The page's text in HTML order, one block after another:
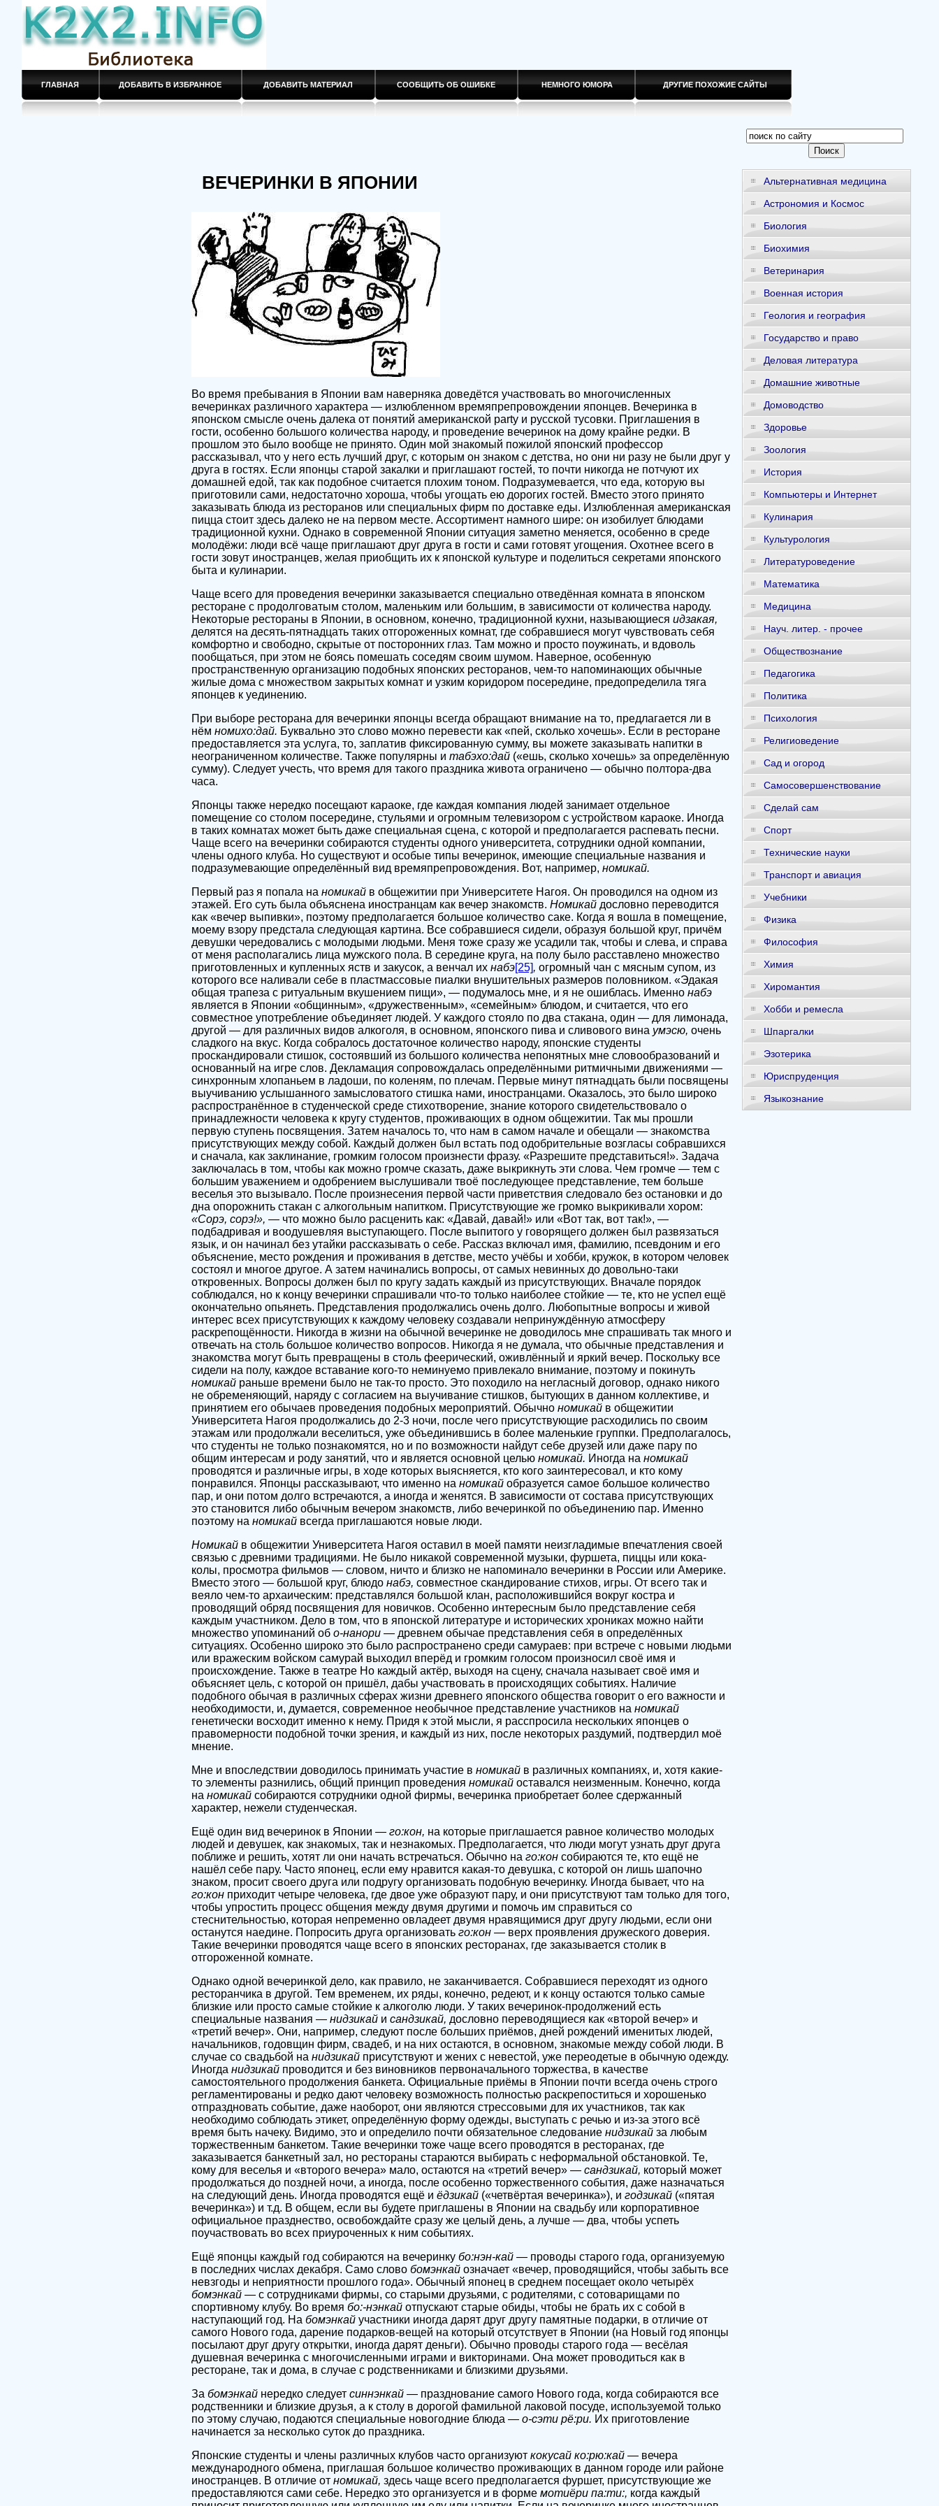
ГЛАВНАЯ ДОБАВИТЬ В ИЗБРАННОЕ ДОБАВИТЬ МАТЕРИАЛ СООБЩИТЬ ОБ ОШИБКЕ НЕМНОГО ЮМОРА ДРУГИЕ ПОХОЖИЕ САЙТЫ
ВЕЧЕРИНКИ В ЯПОНИИ
Во время пребывания в Японии вам наверняка доведётся участвовать во многочисленных
вечеринках различного характера — излюбленном времяпрепровождении японцев. Вечеринка в
японском смысле очень далека от понятий американской party и русской тусовки. Приглашения в
гости, особенно большого количества народу, и проведение вечеринок на дому крайне редки. В
прошлом это было вообще не принято. Один мой знакомый пожилой японский профессор
рассказывал, что у него есть лучший друг, с которым он знаком с детства, но они ни разу не были друг у
друга в гостях. Если японцы старой закалки и приглашают гостей, то почти никогда не потчуют их
домашней едой, так как подобное считается плохим тоном. Подразумевается, что еда, которую вы
приготовили сами, недостаточно хороша, чтобы угощать ею дорогих гостей. Вместо этого принято
заказывать блюда из ресторанов или специальных фирм по доставке еды. Излюбленная американская
пицца стоит здесь далеко не на первом месте. Ассортимент намного шире: он изобилует блюдами
традиционной кухни. Однако в современной Японии ситуация заметно меняется, особенно в среде
молодёжи: люди всё чаще приглашают друг друга в гости и сами готовят угощения. Охотнее всего в
гости зовут иностранцев, желая приобщить их к японской культуре и поделиться секретами японского
быта и кулинарии.
Чаще всего для проведения вечеринки заказывается специально отведённая комната в японском
ресторане с продолговатым столом, маленьким или большим, в зависимости от количества народу.
Некоторые рестораны в Японии, в основном, конечно, традиционной кухни, называющиеся идзакая,
делятся на десять-пятнадцать таких отгороженных комнат, где собравшиеся могут чувствовать себя
комфортно и свободно, скрытые от посторонних глаз. Там можно и просто поужинать, и вдоволь
пообщаться, при этом не боясь помешать соседям своим шумом. Наверное, особенную
пространственную организацию подобных японских ресторанов, чем-то напоминающих обычные
жилые дома с множеством закрытых комнат и узким коридором посередине, предопределила тяга
японцев к уединению.
При выборе ресторана для вечеринки японцы всегда обращают внимание на то, предлагается ли в
нём номихо:дай. Буквально это слово можно перевести как «пей, сколько хочешь». Если в ресторане
предоставляется эта услуга, то, заплатив фиксированную сумму, вы можете заказывать напитки в
неограниченном количестве. Также популярны и табэхо:дай(«ешь, сколько хочешь» за определённую
сумму). Следует учесть, что время для такого праздника живота ограничено — обычно полтора-два
часа.
Японцы также нередко посещают караоке, где каждая компания людей занимает отдельное
помещение со столом посередине, стульями и огромным телевизором с устройством караоке. Иногда
в таких комнатах может быть даже специальная сцена, с которой и предполагается распевать песни.
Чаще всего на вечеринки собираются студенты одного университета, сотрудники одной компании,
члены одного клуба. Но существуют и особые типы вечеринок, имеющие специальные названия и
подразумевающие определённый вид времяпрепровождения. Вот, например, номикай.
Первый раз я попала на номикайв общежитии при Университете Нагоя. Он проводился на одном из
этажей. Его суть была объяснена иностранцам как вечер знакомств. Номикайдословно переводится
как «вечер выпивки», поэтому предполагается большое количество саке. Когда я вошла в помещение,
моему взору предстала следующая картина. Все собравшиеся сидели, образуя большой круг, причём
девушки чередовались с молодыми людьми. Меня тоже сразу же усадили так, чтобы и слева, и справа
от меня располагались лица мужского пола. В середине круга, на полу было расставлено множество
приготовленных и купленных яств и закусок, а венчал их набэ[25], огромный чан с мясным супом, из
которого все наливали себе в пластмассовые пиалки внушительных размеров половником. «Эдакая
общая трапеза с ритуальным вкушением пищи», — подумалось мне, и я не ошиблась. Именно набэ
является в Японии «общинным», «дружественным», «семейным» блюдом, и считается, что его
совместное употребление объединяет людей. У каждого стояло по два стакана, один — для лимонада,
другой — для различных видов алкоголя, в основном, японского пива и сливового вина умэсю, очень
сладкого на вкус. Когда собралось достаточное количество народу, японские студенты
проскандировали стишок, состоявший из большого количества непонятных мне словообразований и
основанный на игре слов. Декламация сопровождалась определёнными ритмичными движениями —
синхронным хлопаньем в ладоши, по коленям, по плечам. Первые минут пятнадцать были посвящены
выучиванию услышанного замысловатого стишка нами, иностранцами. Оказалось, это было широко
распространённое в студенческой среде стихотворение, знание которого свидетельствовало о
принадлежности человека к кругу студентов, проживающих в одном общежитии. Так мы прошли
первую ступень посвящения. Затем началось то, что нам в самом начале и обещали — знакомства
присутствующих между собой. Каждый должен был встать под одобрительные возгласы собравшихся
и сначала, как заклинание, громким голосом произнести фразу. «Разрешите представиться!». Задача
заключалась в том, чтобы как можно громче сказать, даже выкрикнуть эти слова. Чем громче — тем с
большим уважением и одобрением выслушивали твоё последующее представление, тем больше
веселья это вызывало. После произнесения первой части приветствия следовало без остановки и до
дна опорожнить стакан с алкогольным напитком. Присутствующие же громко выкрикивали хором:
«Сорэ, сорэ!», — что можно было расценить как: «Давай, давай!» или «Вот так, вот так!», —
подбадривая и воодушевляя выступающего. После выпитого у говорящего должен был развязаться
язык, и он начинал без утайки рассказывать о себе. Рассказ включал имя, фамилию, псевдоним и его
объяснение, место рождения и проживания в детстве, место учёбы и хобби, кружок, в котором человек
состоял и многое другое. А затем начинались вопросы, от самых невинных до довольно-таки
откровенных. Вопросы должен был по кругу задать каждый из присутствующих. Вначале порядок
соблюдался, но к концу вечеринки спрашивали что-то только наиболее стойкие — те, кто не успел ещё
окончательно опьянеть. Представления продолжались очень долго. Любопытные вопросы и живой
интерес всех присутствующих к каждому человеку создавали непринуждённую атмосферу
раскрепощённости. Никогда в жизни на обычной вечеринке не доводилось мне спрашивать так много и
отвечать на столь большое количество вопросов. Никогда я не думала, что обычные представления и
знакомства могут быть превращены в столь феерический, оживлённый и яркий вечер. Поскольку все
сидели на полу, каждое вставание кого-то неминуемо привлекало внимание, поэтому и покинуть
номикайраньше времени было не так-то просто. Это походило на негласный договор, однако никого
не обременяющий, наряду с согласием на выучивание стишков, бытующих в данном коллективе, и
принятием его обычаев проведения подобных мероприятий. Обычно номикайв общежитии
Университета Нагоя продолжались до 2-3 ночи, после чего присутствующие расходились по своим
этажам или продолжали веселиться, уже объединившись в более маленькие группки. Предполагалось,
что студенты не только познакомятся, но и по возможности найдут себе друзей или даже пару по
общим интересам и роду занятий, что и является основной целью номикай. Иногда на номикай
проводятся и различные игры, в ходе которых выясняется, кто кого заинтересовал, и кто кому
понравился. Японцы рассказывают, что именно на номикайобразуется самое большое количество
пар, и они потом долго встречаются, а иногда и женятся. В зависимости от состава присутствующих
это становится либо обычным вечером знакомств, либо вечеринкой по объединению пар. Именно
поэтому на номикайвсегда приглашаются новые люди.
Номикайв общежитии Университета Нагоя оставил в моей памяти неизгладимые впечатления своей
связью с древними традициями. Не было никакой современной музыки, фуршета, пиццы или кока-
колы, просмотра фильмов — словом, ничто и близко не напоминало вечеринки в России или Америке.
Вместо этого — большой круг, блюдо набэ, совместное скандирование стихов, игры. От всего так и
веяло чем-то архаическим: представлялся большой клан, расположившийся вокруг костра и
проводящий обряд посвящения для новичков. Особенно интересным было представление себя
каждым участником. Дело в том, что в японской литературе и исторических хрониках можно найти
множество упоминаний об о-нанори— древнем обычае представления себя в определённых
ситуациях. Особенно широко это было распространено среди самураев: при встрече с новыми людьми
или вражеским войском самурай выходил вперёд и громким голосом произносил своё имя и
происхождение. Также в театре Но каждый актёр, выходя на сцену, сначала называет своё имя и
объясняет цель, с которой он пришёл, дабы участвовать в происходящих событиях. Наличие
подобного обычая в различных сферах жизни древнего японского общества говорит о его важности и
необходимости, и, думается, современное необычное представление участников на номикай
генетически восходит именно к нему. Придя к этой мысли, я расспросила нескольких японцев о
правомерности подобной точки зрения, и каждый из них, после некоторых раздумий, подтвердил моё
мнение.
Мне и впоследствии доводилось принимать участие в номикайв различных компаниях, и, хотя какие-
то элементы разнились, общий принцип проведения номикайоставался неизменным. Конечно, когда
на номикайсобираются сотрудники одной фирмы, вечеринка приобретает более сдержанный
характер, нежели студенческая.
Ещё один вид вечеринок в Японии — го:кон, на которые приглашается равное количество молодых
людей и девушек, как знакомых, так и незнакомых. Предполагается, что люди могут узнать друг друга
поближе и решить, хотят ли они начать встречаться. Обычно на го:консобираются те, кто ещё не
нашёл себе пару. Часто японец, если ему нравится какая-то девушка, с которой он лишь шапочно
знаком, просит своего друга или подругу организовать подобную вечеринку. Иногда бывает, что на
го:конприходит четыре человека, где двое уже образуют пару, и они присутствуют там только для того,
чтобы упростить процесс общения между двумя другими и помочь им справиться со
стеснительностью, которая непременно овладеет двумя нравящимися друг другу людьми, если они
останутся наедине. Попросить друга организовать го:кон— верх проявления дружеского доверия.
Такие вечеринки проводятся чаще всего в японских ресторанах, где заказывается столик в
отгороженной комнате.
Однако одной вечеринкой дело, как правило, не заканчивается. Собравшиеся переходят из одного
ресторанчика в другой. Тем временем, их ряды, конечно, редеют, и к концу остаются только самые
близкие или просто самые стойкие к алкоголю люди. У таких вечеринок-продолжений есть
специальные названия — нидзикайи сандзикай, дословно переводящиеся как «второй вечер» и
«третий вечер». Они, например, следуют после больших приёмов, дней рождений именитых людей,
начальников, годовщин фирм, свадеб, и на них остаются, в основном, знакомые между собой люди. В
случае со свадьбой на нидзикайприсутствуют и жених с невестой, уже переодетые в обычную одежду.
Иногда нидзикайпроводится и без виновников первоначального торжества, в качестве
самостоятельного продолжения банкета. Официальные приёмы в Японии почти всегда очень строго
регламентированы и редко дают человеку возможность полностью раскрепоститься и хорошенько
отпраздновать событие, даже наоборот, они являются стрессовыми для их участников, так как
необходимо соблюдать этикет, определённую форму одежды, выступать с речью и из-за этого всё
время быть начеку. Видимо, это и определило почти обязательное следование нидзикайза любым
торжественным банкетом. Такие вечеринки тоже чаще всего проводятся в ресторанах, где
заказывается банкетный зал, но рестораны стараются выбирать с неформальной обстановкой. Те,
кому для веселья и «второго вечера» мало, остаются на «третий вечер» — сандзикай, который может
продолжаться до поздней ночи, а иногда, после особенно торжественного события, даже назначаться
на следующий день. Иногда проводятся ещё и ёдзикай(«четвёртая вечеринка»), и годзикай(«пятая
вечеринка») и т.д. В общем, если вы будете приглашены в Японии на свадьбу или корпоративное
официальное празднество, освобождайте сразу же целый день, а лучше — два, чтобы успеть
поучаствовать во всех приуроченных к ним событиях.
Ещё японцы каждый год собираются на вечеринку бо:нэн-кай— проводы старого года, организуемую
в последних числах декабря. Само слово бомэнкайозначает «вечер, проводящийся, чтобы забыть все
невзгоды и неприятности прошлого года». Обычный японец в среднем посещает около четырёх
бомэнкай —с сотрудниками фирмы, со старыми друзьями, с родителями, с сотоварищами по
спортивному клубу. Во время бо:-нэнкайотпускают старые обиды, чтобы не брать их с собой в
наступающий год. На бомэнкайучастники иногда дарят друг другу памятные подарки, в отличие от
самого Нового года, дарение подарков-вещей на который отсутствует в Японии (на Новый год японцы
посылают друг другу открытки, иногда дарят деньги). Обычно проводы старого года — весёлая
душевная вечеринка с многочисленными играми и викторинами. Она может проводиться как в
ресторане, так и дома, в случае с родственниками и близкими друзьями.
За бомэнкайнередко следует синнэнкай— празднование самого Нового года, когда собираются все
родственники и близкие друзья, а к столу в дорогой фамильной лаковой посуде, используемой только
по этому случаю, подаются специальные новогодние блюда — о-сэти рё:ри. Их приготовление
начинается за несколько суток до праздника.
Японские студенты и члены различных клубов часто организуют кокусай ко:рю:кай— вечера
международного обмена, приглашая большое количество проживающих в данном городе или районе
иностранцев. В отличие от номикай, здесь чаще всего предполагается фуршет, присутствующие же
предоставляются сами себе. Нередко это организуется и в форме мотиёри па:ти:, когда каждый
Альтернативная медицина
Астрономия и Космос
Биология
Биохимия
Ветеринария
Военная история
Геология и география
Государство и право
Деловая литература
Домашние животные
Домоводство
Здоровье
Зоология
История
Компьютеры и Интернет
Кулинария
Культурология
Литературоведение
Математика
Медицина
Науч. литер. - прочее
Обществознание
Педагогика
Политика
Психология
Религиоведение
Сад и огород
Самосовершенствование
Сделай сам
Спорт
Технические науки
Транспорт и авиация
Учебники
Физика
Философия
Химия
Хиромантия
Хобби и ремесла
Шпаргалки
Эзотерика
Юриспруденция
Языкознание